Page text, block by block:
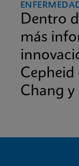
Dentro
más
Cepheid
Chang